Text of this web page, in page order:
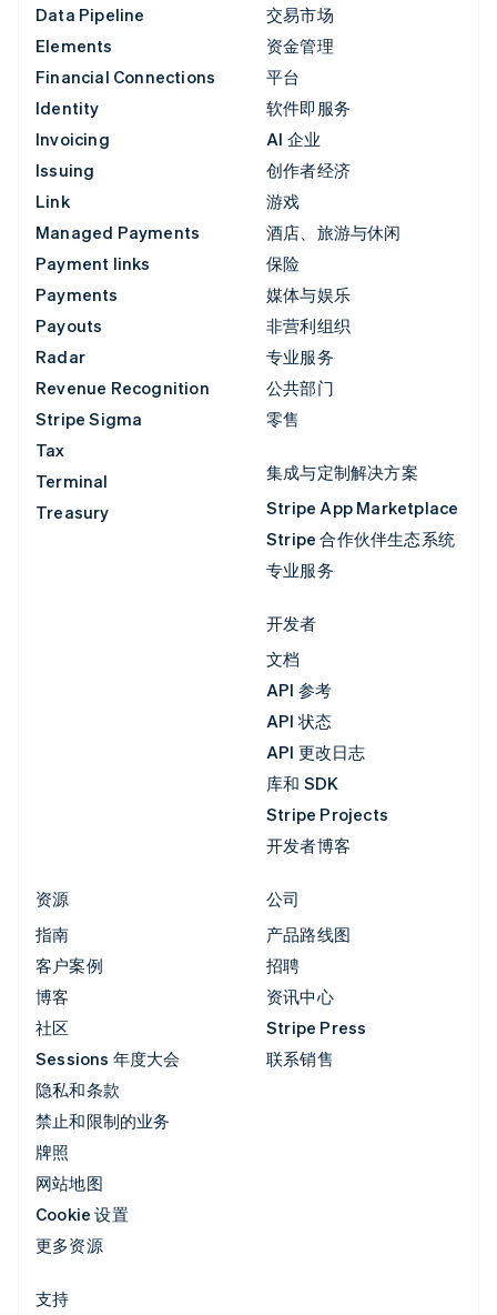
Data Pipeline
Elements
Financial Connections
Identity
Invoicing
Issuing
Link
Managed Payments
Payment links
Payments
Payouts
Radar
Revenue Recognition
Stripe Sigma
Tax
Terminal
Treasury
交易市场
资金管理
平台
软件即服务
AI 企业
创作者经济
游戏
酒店、旅游与休闲
保险
媒体与娱乐
非营利组织
专业服务
公共部门
零售
集成与定制解决方案
Stripe App Marketplace
Stripe 合作伙伴生态系统
专业服务
开发者
文档
API 参考
API 状态
API 更改日志
库和 SDK
Stripe Projects
开发者博客
资源
指南
客户案例
博客
社区
Sessions 年度大会
隐私和条款
禁止和限制的业务
牌照
网站地图
Cookie 设置
更多资源
公司
产品路线图
招聘
资讯中心
Stripe Press
联系销售
支持